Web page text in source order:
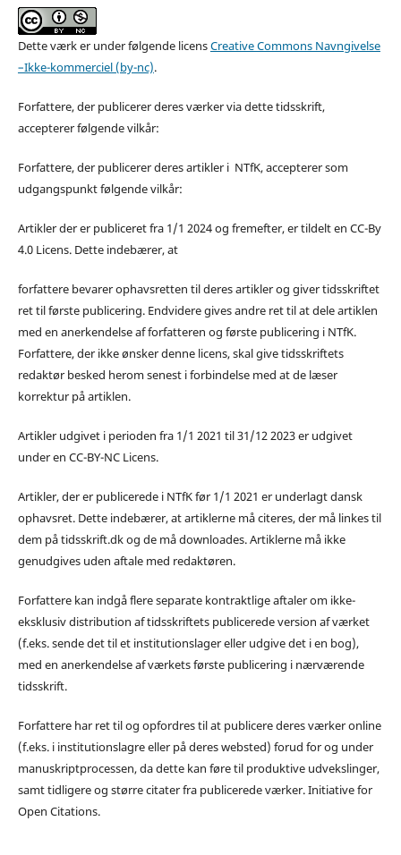
Dette værk er under følgende licensCreative Commons Navngivelse
–Ikke-kommerciel (by-nc).
Forfattere, der publicerer deres værker via dette tidsskrift,
accepterer følgende vilkår:
Forfattere, der publicerer deres artikler i NTfK, accepterer som
udgangspunkt følgende vilkår:
Artikler der er publiceret fra 1/1 2024 og fremefter, er tildelt en CC-By
4.0 Licens. Dette indebærer, at
forfattere bevarer ophavsretten til deres artikler og giver tidsskriftet
ret til første publicering. Endvidere gives andre ret til at dele artiklen
med en anerkendelse af forfatteren og første publicering i NTfK.
Forfattere, der ikke ønsker denne licens, skal give tidsskriftets
redaktør besked herom senest i forbindelse med at de læser
korrektur på artiklen.
Artikler udgivet i perioden fra 1/1 2021 til 31/12 2023 er udgivet
under en CC-BY-NC Licens.
Artikler, der er publicerede i NTfK før 1/1 2021 er underlagt dansk
ophavsret. Dette indebærer, at artiklerne må citeres, der må linkes til
dem på tidsskrift.dk og de må downloades. Artiklerne må ikke
genudgives uden aftale med redaktøren.
Forfattere kan indgå flere separate kontraktlige aftaler om ikke-
eksklusiv distribution af tidsskriftets publicerede version af værket
(f.eks. sende det til et institutionslager eller udgive det i en bog),
med en anerkendelse af værkets første publicering i nærværende
tidsskrift.
Forfattere har ret til og opfordres til at publicere deres værker online
(f.eks. i institutionslagre eller på deres websted) forud for og under
manuskriptprocessen, da dette kan føre til produktive udvekslinger,
samt tidligere og større citater fra publicerede værker. Initiative for
Open Citations.